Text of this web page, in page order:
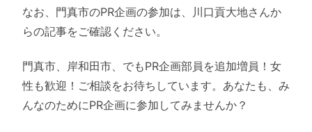
なお、門真市のPR企画の参加は、川口貢大地さんか
らの記事をご確認ください。
門真市、岸和田市、でもPR企画部員を追加増員！女
性も歓迎！ご相談をお待ちしています。あなたも、み
んなのためにPR企画に参加してみませんか？